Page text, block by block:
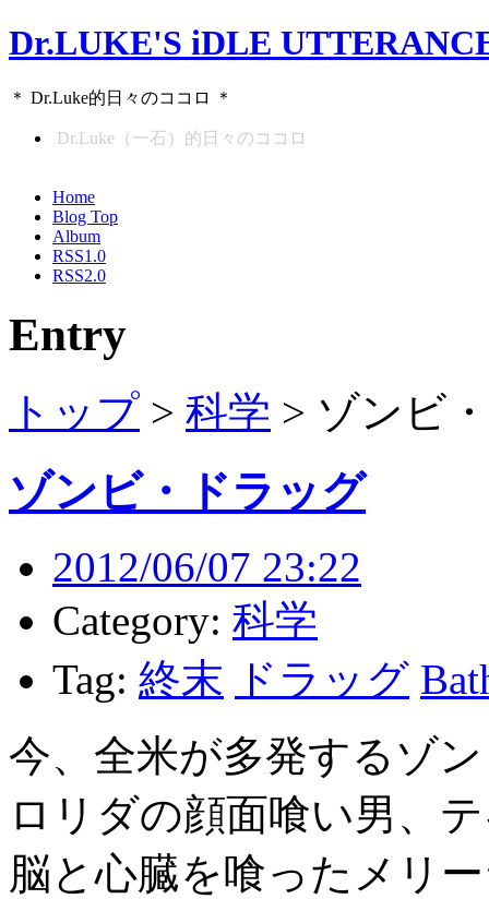
Dr.LUKE'S iDLE
＊ Dr.Luke的日々のココロ ＊
Dr.Luke（一石）的日々のココロ
Home
Blog Top
Album
RSS1.0
RSS2.0
Entry
トップ > 科学 > ゾンビ
ゾンビ・ドラッグ
2012/06/07 23:22
Category: 科学
Tag: 終末 ドラッグ
今、全米が多発するゾ
ロリダの顔面喰い男、
脳と心臓を喰ったメリ